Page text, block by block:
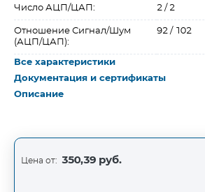
Число АЦП/ЦАП: 2 / 2
Отношение Сигнал/Шум
(АЦП/ЦАП):
92 / 102
Все характеристики
Документация и сертификаты
Описание
Цена от: 350,39 руб.